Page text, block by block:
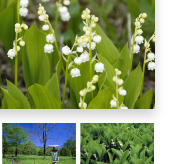
YouT
ube
Insta
gram
Face
book